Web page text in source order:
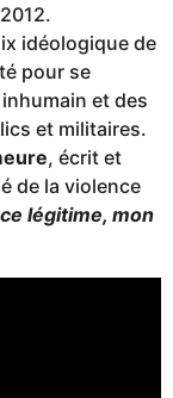
idéologique de
pour se
et des
et militaires.
, écrit et
de la violence
légitime, mon